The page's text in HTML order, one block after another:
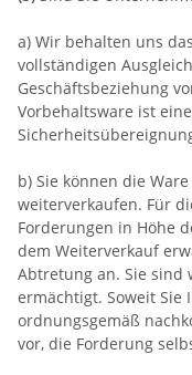
a) Wir behalten uns
vollständigen
Geschäftsbeziehung
Vorbehaltsware ist
b) Sie können die
weiterverkaufen. Für
Forderungen in Höhe
dem Weiterverkauf
Abtretung an. Sie sind
ermächtigt. Soweit
ordnungsgemäß
vor, die Forderung